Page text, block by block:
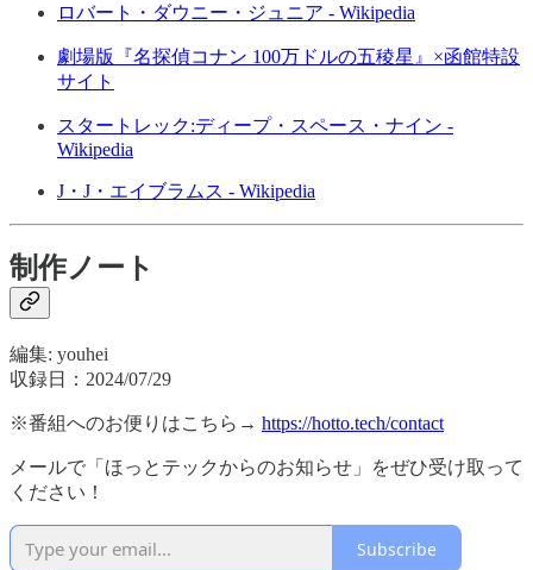
ロバート・ダウニー・ジュニア - Wikipedia
劇場版『名探偵コナン 100万ドルの五稜星』×函館特設
サイト
スタートレック:ディープ・スペース・ナイン -
Wikipedia
J・J・エイブラムス - Wikipedia
制作ノート
編集: youhei
収録日：2024/07/29
※番組へのお便りはこちら→ https://hotto.tech/contact
メールで「ほっとテックからのお知らせ」をぜひ受け取って
ください！
Subscribe